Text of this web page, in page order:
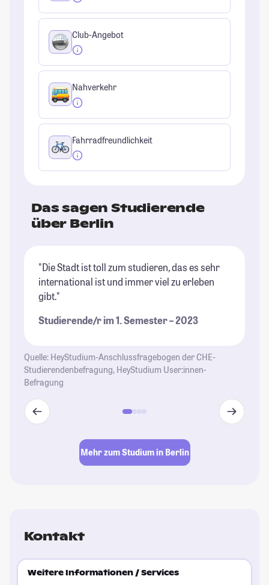
Club-Angebot
Nahverkehr
Fahrradfreundlichkeit
Das sagen Studierende
über Berlin
"Die Stadt ist toll zum studieren, das es sehr
international ist und immer viel zu erleben
gibt."
Studierende/r im 1. Semester – 2023
Quelle: HeyStudium-Anschlussfragebogen der CHE-
Studierendenbefragung, HeyStudium User:innen-
Befragung
Mehr zum Studium in Berlin
Kontakt
Weitere Informationen / Services